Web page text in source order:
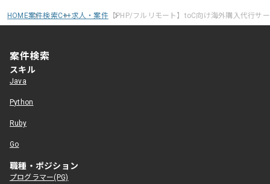
HOME案件検索C++求人・案件【PHP/フルリモート】toC向け海外購入代行サ
案件検索
スキル
Java
Python
Ruby
Go
職種・ポジション
プログラマー(PG)